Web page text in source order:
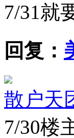
7/31 就
回复：
散户天
7/30楼